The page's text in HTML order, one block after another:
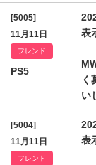
[5005]
11月11日
フレンド
PS5
表
く
い
[5004]
11月11日
フレンド
表